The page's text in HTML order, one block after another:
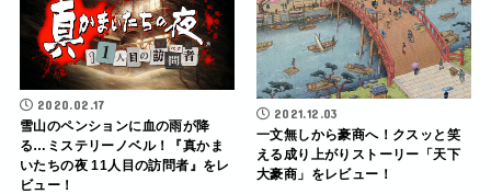
2020.02.17
雪山のペンションに血の雨が降
る…ミステリーノベル！『真かま
いたちの夜 11人目の訪問者』をレ
ビュー！
2021.12.03
一文無しから豪商へ！クスッと笑
える成り上がりストーリー「天下
大豪商」をレビュー！